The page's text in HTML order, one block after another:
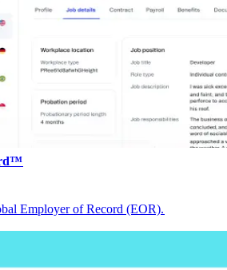
Employer of Record (EOR).​​